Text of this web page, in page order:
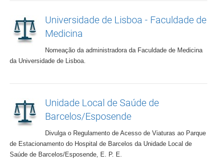
Universidade de Lisboa - Faculdade de
Medicina
Nomeação da administradora da Faculdade de Medicina
da Universidade de Lisboa.
Unidade Local de Saúde de
Barcelos/Esposende
Divulga o Regulamento de Acesso de Viaturas ao Parque
de Estacionamento do Hospital de Barcelos da Unidade Local de
Saúde de Barcelos/Esposende, E. P. E.